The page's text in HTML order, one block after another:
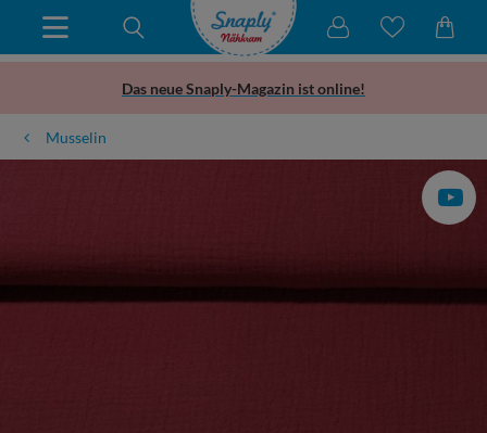
Das neue Snaply-Magazin ist online!
Musselin